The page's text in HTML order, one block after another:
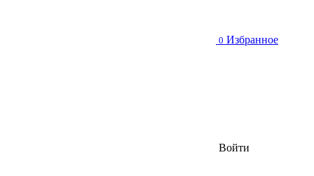
0 Избранное
Войти